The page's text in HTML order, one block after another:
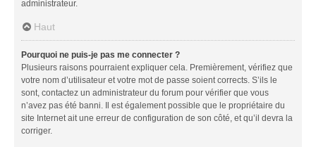
administrateur.
Haut
Pourquoi ne puis-je pas me connecter ?
Plusieurs raisons pourraient expliquer cela. Premièrement, vérifiez que
votre nom d’utilisateur et votre mot de passe soient corrects. S’ils le
sont, contactez un administrateur du forum pour vérifier que vous
n’avez pas été banni. Il est également possible que le propriétaire du
site Internet ait une erreur de configuration de son côté, et qu’il devra la
corriger.